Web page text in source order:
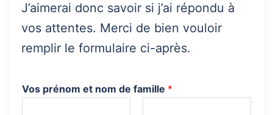
J’aimerai donc savoir si j’ai répondu à
vos attentes. Merci de bien vouloir
remplir le formulaire ci-après.
Vos prénom et nom de famille *